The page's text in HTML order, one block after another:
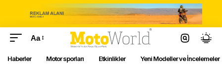
Aa
Haberler Motor sporları Etkinlikler Yeni Modeller ve İncelemeler